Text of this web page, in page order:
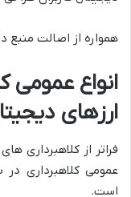
همواره از اصالت منبع
انواع عمومی
ارزهای
فراتر از کلاهبرداری
عمومی کلاهبرداری در
است.